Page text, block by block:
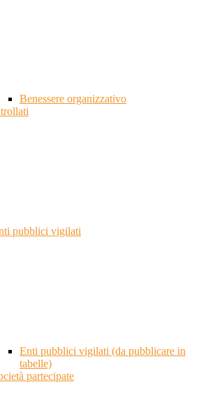
Benessere organizzativo
pubblici vigilati
Enti pubblici vigilati (da pubblicare in
tabelle)
partecipate